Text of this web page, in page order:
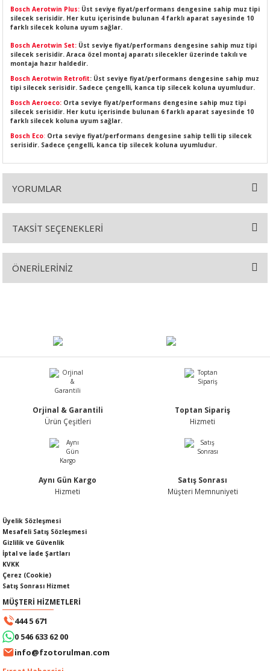
KAPAĞI
Bosch Aerotwin Plus: Üst seviye fiyat/performans dengesine sahip muz tipi
silecek serisidir. Her kutu içerisinde bulunan 4 farklı aparat sayesinde 10
farklı silecek koluna uyum sağlar.
Bosch Aerotwin Set: Üst seviye fiyat/performans dengesine sahip muz tipi
silecek serisidir. Araca özel montaj aparatı silecekler üzerinde takılı ve
montaja hazır haldedir.
Bosch Aerotwin Retrofit: Üst seviye fiyat/performans dengesine sahip muz
tipi silecek serisidir. Sadece çengelli, kanca tip silecek koluna uyumludur.
Bosch Aeroeco: Orta seviye fiyat/performans dengesine sahip muz tipi
silecek serisidir. Her kutu içerisinde bulunan 6 farklı aparat sayesinde 10
farklı silecek koluna uyum sağlar.
Bosch Eco: Orta seviye fiyat/performans dengesine sahip telli tip silecek
serisidir. Sadece çengelli, kanca tip silecek koluna uyumludur.
YORUMLAR
TAKSİT SEÇENEKLERİ
ÖNERİLERİNİZ
Ürün açıklamasında eksik bilgiler bulunuyor.
Ürün bilgilerinde hatalar bulunuyor.
Ürün fiyatı diğer sitelerden daha pahalı.
Bu ürüne benzer farklı alternatifler olmalı.
Orjinal & Garantili
Ürün Çeşitleri
Toptan Sipariş
Hizmeti
Aynı Gün Kargo
Hizmeti
Satış Sonrası
Müşteri Memnuniyeti
Üyelik Sözleşmesi
Mesafeli Satış Sözleşmesi
Gizlilik ve Güvenlik
İptal ve İade Şartları
KVKK
Çerez (Cookie)
Satış Sonrası Hizmet
MÜŞTERİ HİZMETLERİ
444 5 671
0 546 633 62 00
info@fzotorulman.com